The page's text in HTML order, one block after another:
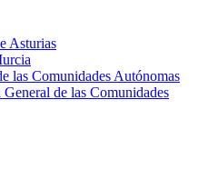
Asturias
las Comunidades Autónomas
de las Comunidades